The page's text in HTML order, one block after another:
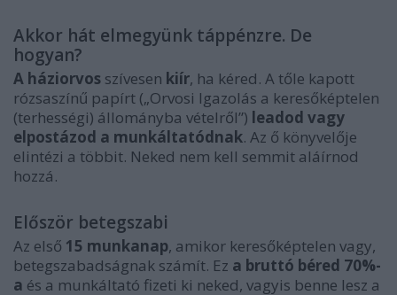
Akkor hát elmegyünk táppénzre. De
hogyan?
A háziorvos szívesen kiír, ha kéred. A tőle kapott
rózsaszínű papírt („Orvosi Igazolás a keresőképtelen
(terhességi) állományba vételről”) leadod vagy
elpostázod a munkáltatódnak. Az ő könyvelője
elintézi a többit. Neked nem kell semmit aláírnod
hozzá.
Először betegszabi
Az első 15 munkanap, amikor keresőképtelen vagy,
betegszabadságnak számít. Ez a bruttó béred 70%-
a és a munkáltató fizeti ki neked, vagyis benne lesz a